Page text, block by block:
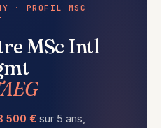
· PROFIL MSC
MSc Intl
500 € sur 5 ans,